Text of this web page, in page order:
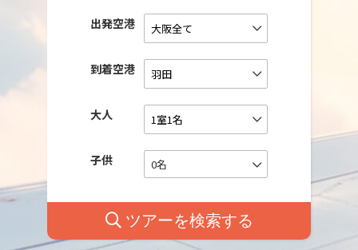
出発空港
到着空港
大人
子供 0名